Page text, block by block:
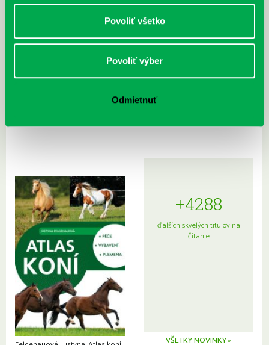
Povoliť všetko
Povoliť výber
Odmietnuť
Sprievodca po hviezdnej oblohe
kompletný sprievodca
japonskou kuchyňou a etiketou
+4288
ďalších skvelých titulov na
čítanie
VŠETKY NOVINKY »